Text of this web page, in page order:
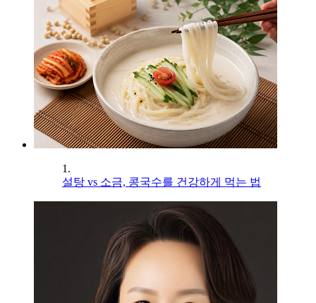
1.
설탕 vs 소금, 콩국수를 건강하게 먹는 법